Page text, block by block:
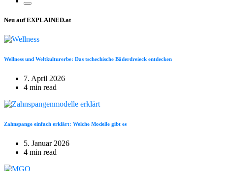
Neu auf EXPLAINED.at
Wellness und Weltkulturerbe: Das tschechische Bäderdreieck entdecken
7. April 2026
4 min read
Zahnspange einfach erklärt: Welche Modelle gibt es
5. Januar 2026
4 min read